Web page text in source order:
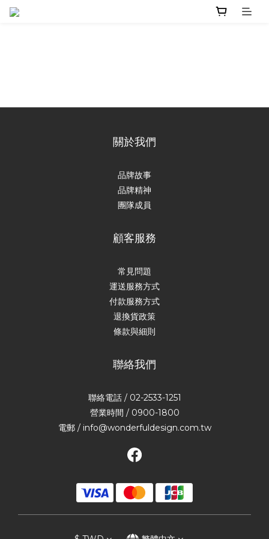
關於我們
品牌故事
品牌精神
團隊成員
顧客服務
常見問題
運送服務方式
付款服務方式
退換貨政策
條款與細則
聯絡我們
聯絡電話 / 02-2533-1251
營業時間 / 0900-1800
電郵 / info@wonderfuldesign.com.tw